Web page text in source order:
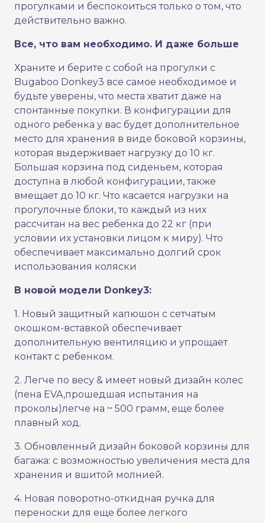
прогулками и беспокоиться только о том, что
действительно важно.
Все, что вам необходимо. И даже больше
Храните и берите с собой на прогулки с
Bugaboo Donkey3 все самое необходимое и
будьте уверены, что места хватит даже на
спонтанные покупки. В конфигурации для
одного ребенка у вас будет дополнительное
место для хранения в виде боковой корзины,
которая выдерживает нагрузку до 10 кг.
Большая корзина под сиденьем, которая
доступна в любой конфигурации, также
вмещает до 10 кг. Что касается нагрузки на
прогулочные блоки, то каждый из них
рассчитан на вес ребенка до 22 кг (при
условии их установки лицом к миру). Что
обеспечивает максимально долгий срок
использования коляски
В новой модели Donkey3:
1. Новый защитный капюшон с сетчатым
окошком-вставкой обеспечивает
дополнительную вентиляцию и упрощает
контакт с ребенком.
2. Легче по весу & имеет новый дизайн колес
(пена EVA,прошедшая испытания на
проколы)легче на ~ 500 грамм, еще более
плавный ход.
3. Обновленный дизайн боковой корзины для
багажа: с возможностью увеличения места для
хранения и вшитой молнией.
4. Новая поворотно-откидная ручка для
переноски для еще более легкого